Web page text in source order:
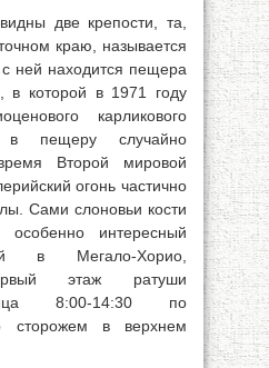
две крепости, та,
краю, называется
ней находится пещера
в которой в 1971 году
карликового
пещеру случайно
Второй мировой
огонь частично
Сами слоновьи кости
интересный
в Мегало-Хорио,
этаж ратуши
8:00-14:30 по
сторожем в верхнем